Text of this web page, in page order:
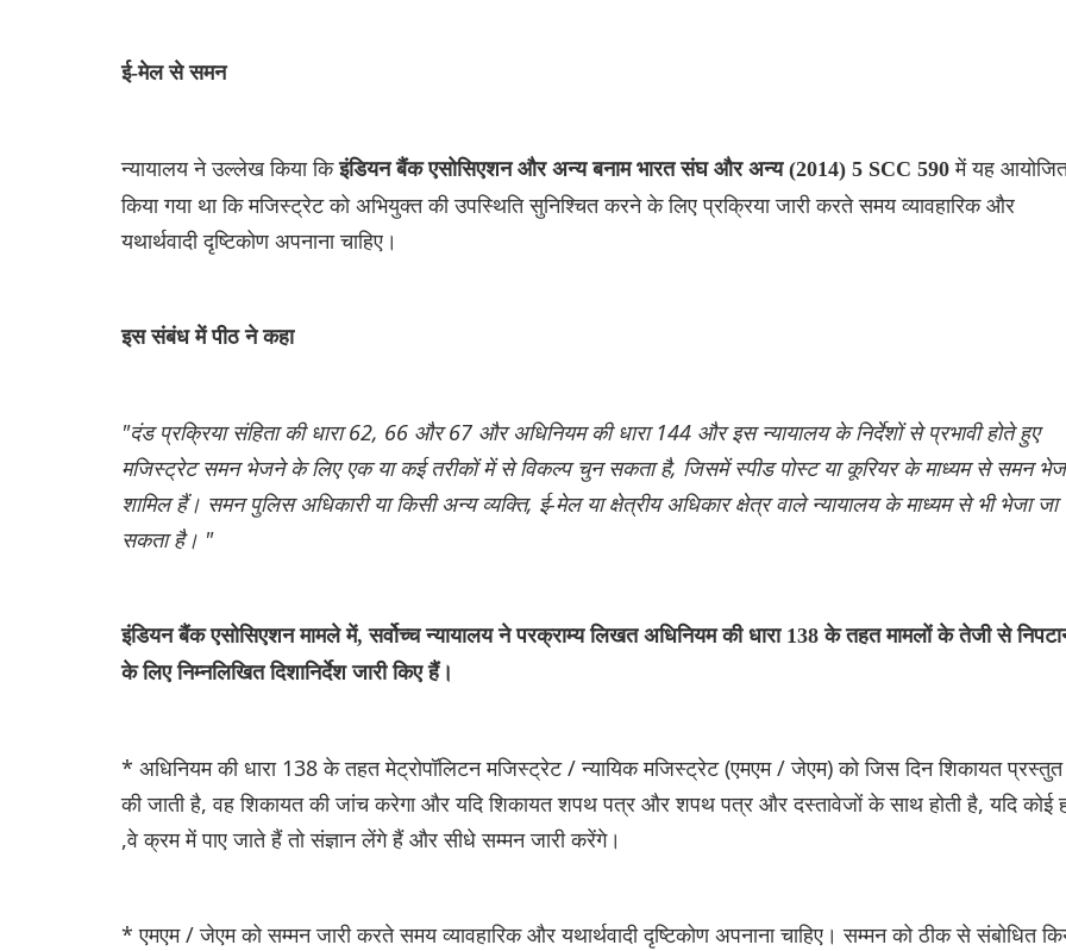
ई-मेल से समन
न्यायालय ने उल्लेख किया किइंडियन बैंक एसोसिएशन और अन्य बनाम भारत संघ और अन्य (2014) 5 SCC 590में यह
किया गया था कि मजिस्ट्रेट को अभियुक्त की उपस्थिति सुनिश्चित करने के लिए प्रक्रिया जारी करते समय व्यावहारिक और
यथार्थवादी दृष्टिकोण अपनाना चाहिए।
इस संबंध में पीठ ने कहा
"दंड प्रक्रिया संहिता की धारा 62, 66 और 67 और अधिनियम की धारा 144 और इस न्यायालय के निर्देशों से प्रभावी होते हुए
मजिस्ट्रेट समन भेजने के लिए एक या कई तरीकों में से विकल्प चुन सकता है, जिसमें स्पीड पोस्ट या कूरियर के माध्यम से समन
शामिल हैं। समन पुलिस अधिकारी या किसी अन्य व्यक्ति, ई-मेल या क्षेत्रीय अधिकार क्षेत्र वाले न्यायालय के माध्यम से भी भेजा जा
सकता है। "
इंडियन बैंक एसोसिएशन मामले में, सर्वोच्च न्यायालय ने परक्राम्य लिखत अधिनियम की धारा 138 के तहत मामलों के तेजी से
के लिए निम्नलिखित दिशानिर्देश जारी किए हैं।
* अधिनियम की धारा 138 के तहत मेट्रोपॉलिटन मजिस्ट्रेट / न्यायिक मजिस्ट्रेट (एमएम / जेएम) को जिस दिन शिकायत प्रस्तुत
की जाती है, वह शिकायत की जांच करेगा और यदि शिकायत शपथ पत्र और शपथ पत्र और दस्तावेजों के साथ होती है, यदि कोई
,वे क्रम में पाए जाते हैं तो संज्ञान लेंगे हैं और सीधे सम्मन जारी करेंगे।
* एमएम / जेएम को सम्मन जारी करते समय व्यावहारिक और यथार्थवादी दृष्टिकोण अपनाना चाहिए। सम्मन को ठीक से संबोधित